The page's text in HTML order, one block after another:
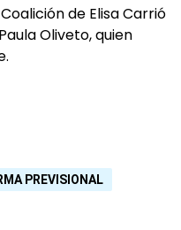
de Elisa Carrió
Oliveto, quien
PREVISIONAL